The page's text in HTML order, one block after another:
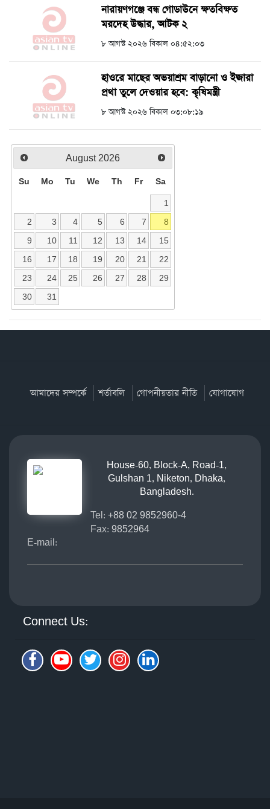
নারায়ণগঞ্জে বন্ধ গোডাউনে ক্ষতবিক্ষত
মরদেহ উদ্ধার, আটক ২
৮ আগস্ট ২০২৬ বিকাল ০৪:৫২:০৩
হাওরে মাছের অভয়াশ্রম বাড়ানো ও ইজারা
প্রথা তুলে দেওয়ার হবে: কৃষিমন্ত্রী
৮ আগস্ট ২০২৬ বিকাল ০৩:০৮:১৯
August 2026
Su Mo Tu We Th Fr Sa
1
2
3 4 5 6 7
8
9
10 11 12 13 14
15
16
17 18 19 20 21
22
23
24 25 26 27 28
29
30
31
আমাদের সম্পর্কে শর্তাবলি গোপনীয়তার নীতি যোগাযোগ
House-60, Block-A, Road-1,
Gulshan 1, Niketon, Dhaka,
Bangladesh.
Tel: +88 02 9852960-4
Fax: 9852964
E-mail:
Connect Us: